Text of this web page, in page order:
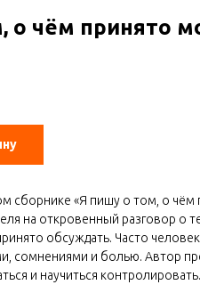
о чём принято
сборнике «Я пишу о том, о чём
на откровенный разговор о
обсуждать. Часто человек
сомнениями и болью. Автор
и научиться контролировать.